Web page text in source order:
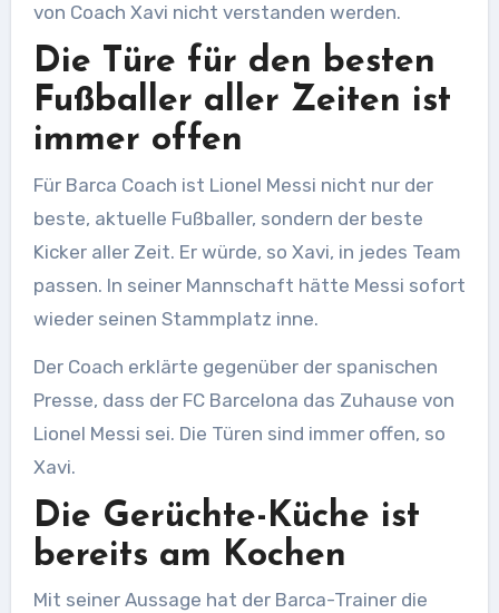
von Coach Xavi nicht verstanden werden.
Die Türe für den besten
Fußballer aller Zeiten ist
immer offen
Für Barca Coach ist Lionel Messi nicht nur der
beste, aktuelle Fußballer, sondern der beste
Kicker aller Zeit. Er würde, so Xavi, in jedes Team
passen. In seiner Mannschaft hätte Messi sofort
wieder seinen Stammplatz inne.
Der Coach erklärte gegenüber der spanischen
Presse, dass der FC Barcelona das Zuhause von
Lionel Messi sei. Die Türen sind immer offen, so
Xavi.
Die Gerüchte-Küche ist
bereits am Kochen
Mit seiner Aussage hat der Barca-Trainer die